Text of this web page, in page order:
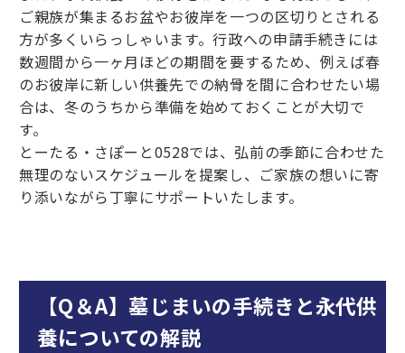
ご親族が集まるお盆やお彼岸を一つの区切りとされる
方が多くいらっしゃいます。行政への申請手続きには
数週間から一ヶ月ほどの期間を要するため、例えば春
のお彼岸に新しい供養先での納骨を間に合わせたい場
合は、冬のうちから準備を始めておくことが大切で
す。
とーたる・さぽーと0528では、弘前の季節に合わせた
無理のないスケジュールを提案し、ご家族の想いに寄
り添いながら丁寧にサポートいたします。
【Q＆A】墓じまいの手続きと永代供
養についての解説